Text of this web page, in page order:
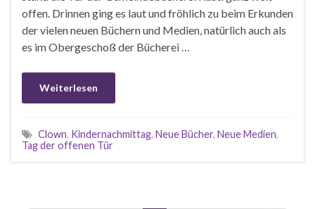
offen. Drinnen ging es laut und fröhlich zu beim Erkunden
der vielen neuen Büchern und Medien, natürlich auch als
es im Obergeschoß der Bücherei …
Weiterlesen
Clown, Kindernachmittag, Neue Bücher, Neue Medien,
Tag der offenen Tür